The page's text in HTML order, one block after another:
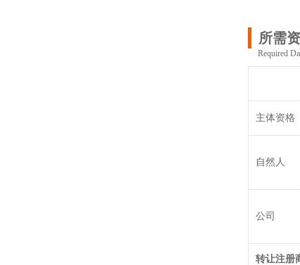
所需
Required
主体资格
自然人
公司
转让注册